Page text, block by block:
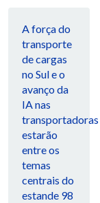
A força do
transporte
de cargas
no Sul e o
avanço da
IA nas
transportadoras
estarão
entre os
temas
centrais do
estande 98